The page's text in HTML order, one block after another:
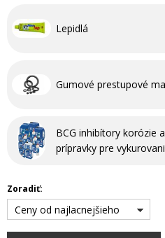
Lepidlá
Gumové prestupové
BCG inhibítory korózie
prípravky pre
Zoradiť:
Ceny od najlacnejšieho